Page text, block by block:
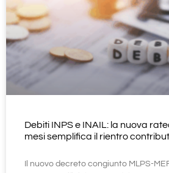
Debiti INPS e INAIL: la nuova
mesi semplifica il rientro
Il nuovo decreto congiunto MLPS-